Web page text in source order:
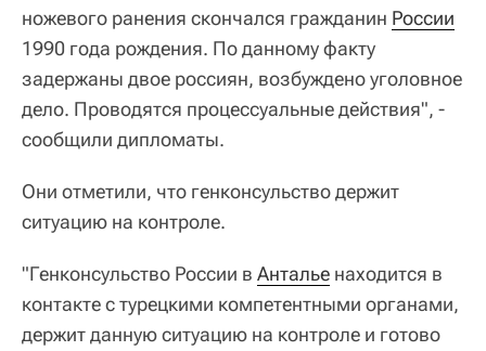
ножевого ранения скончался гражданин России
1990 года рождения. По данному факту
задержаны двое россиян, возбуждено уголовное
дело. Проводятся процессуальные действия", -
сообщили дипломаты.
Они отметили, что генконсульство держит
ситуацию на контроле.
"Генконсульство России в Анталье находится в
контакте с турецкими компетентными органами,
держит данную ситуацию на контроле и готово